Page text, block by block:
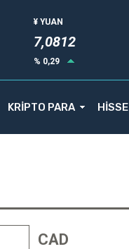
¥ YUAN
7,0812
% 0,29
KRİPTO PARA HİSSE
CAD